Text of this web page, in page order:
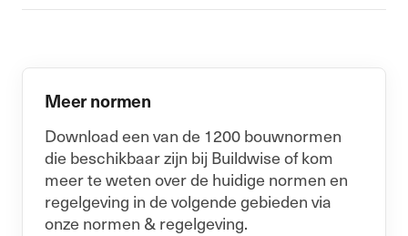
Meer normen
Download een van de 1200 bouwnormen
die beschikbaar zijn bij Buildwise of kom
meer te weten over de huidige normen en
regelgeving in de volgende gebieden via
onze normen & regelgeving.